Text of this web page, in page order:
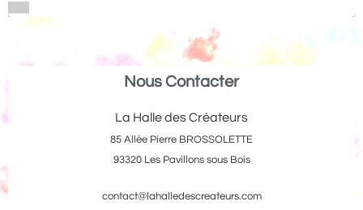
Nous Contacter
La Halle des Créateurs
85 Allée Pierre BROSSOLETTE
93320 Les Pavillons sous Bois
contact@lahalledescreateurs.com